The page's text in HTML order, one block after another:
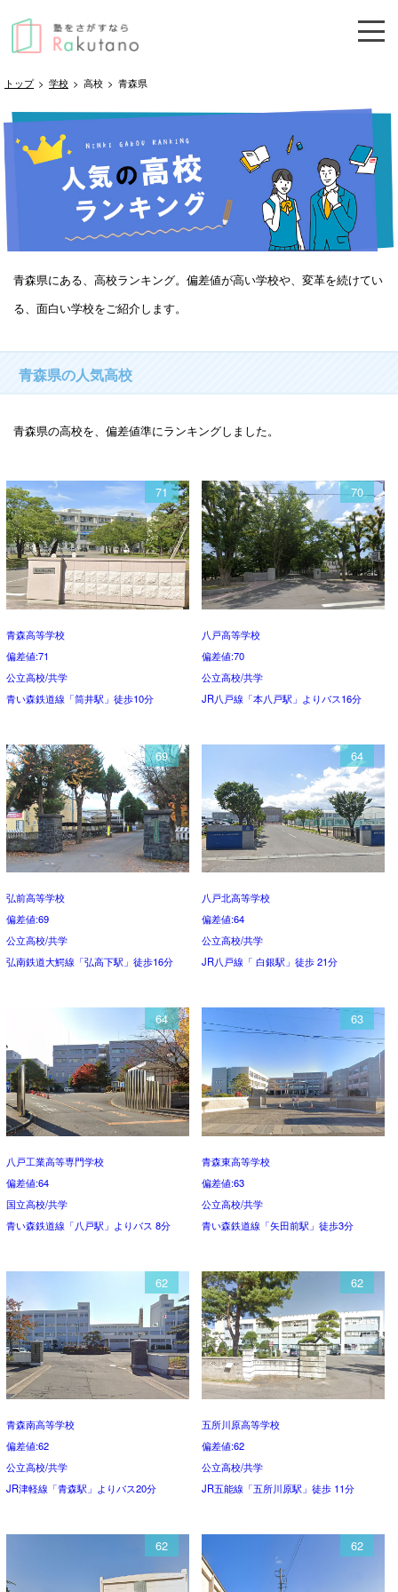
トップ > 学校 > 高校 > 青森県
青森県にある、高校ランキング。偏差値が高い学校や、変革を続けてい
る、面白い学校をご紹介します。
青森県の人気高校
青森県の高校を、偏差値準にランキングしました。
71
青森高等学校
偏差値:71
公立高校/共学
青い森鉄道線「筒井駅」徒歩10分
70
八戸高等学校
偏差値:70
公立高校/共学
JR八戸線「本八戸駅」よりバス16分
69
弘前高等学校
偏差値:69
公立高校/共学
弘南鉄道大鰐線「弘高下駅」徒歩16分
64
八戸北高等学校
偏差値:64
公立高校/共学
JR八戸線「 白銀駅」徒歩 21分
64
八戸工業高等専門学校
偏差値:64
国立高校/共学
青い森鉄道線「八戸駅」よりバス 8分
63
青森東高等学校
偏差値:63
公立高校/共学
青い森鉄道線「矢田前駅」徒歩3分
62
青森南高等学校
偏差値:62
公立高校/共学
JR津軽線「青森駅」よりバス20分
62
五所川原高等学校
偏差値:62
公立高校/共学
JR五能線「五所川原駅」徒歩 11分
62 62